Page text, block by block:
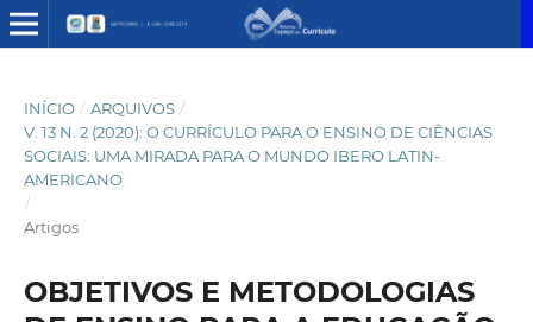
INÍCIO / ARQUIVOS /
V. 13 N. 2 (2020): O CURRÍCULO PARA O ENSINO DE CIÊNCIAS
SOCIAIS: UMA MIRADA PARA O MUNDO IBERO LATIN-
AMERICANO
/
Artigos
OBJETIVOS E METODOLOGIAS